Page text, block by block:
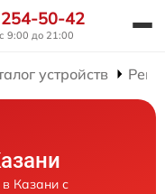
50-42
9:00 до 21:00
устройств
Казани с